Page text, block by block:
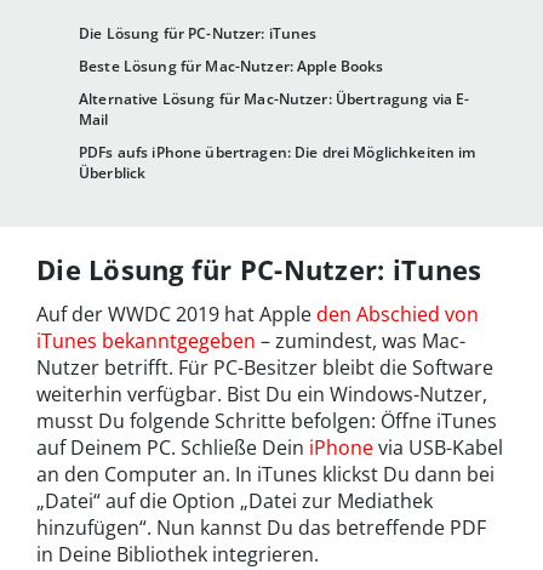
Die Lösung für PC-Nutzer: iTunes
Beste Lösung für Mac-Nutzer: Apple Books
Alternative Lösung für Mac-Nutzer: Übertragung via E-
Mail
PDFs aufs iPhone übertragen: Die drei Möglichkeiten im
Überblick
Die Lösung für PC-Nutzer: iTunes
Auf der WWDC 2019 hat Appleden Abschied von
iTunes bekanntgegeben – zumindest, was Mac-
Nutzer betrifft. Für PC-Besitzer bleibt die Software
weiterhin verfügbar. Bist Du ein Windows-Nutzer,
musst Du folgende Schritte befolgen: Öffne iTunes
auf Deinem PC. Schließe Dein iPhonevia USB-Kabel
an den Computer an. In iTunes klickst Du dann bei
„Datei“ auf die Option „Datei zur Mediathek
hinzufügen“. Nun kannst Du das betreffende PDF
in Deine Bibliothek integrieren.